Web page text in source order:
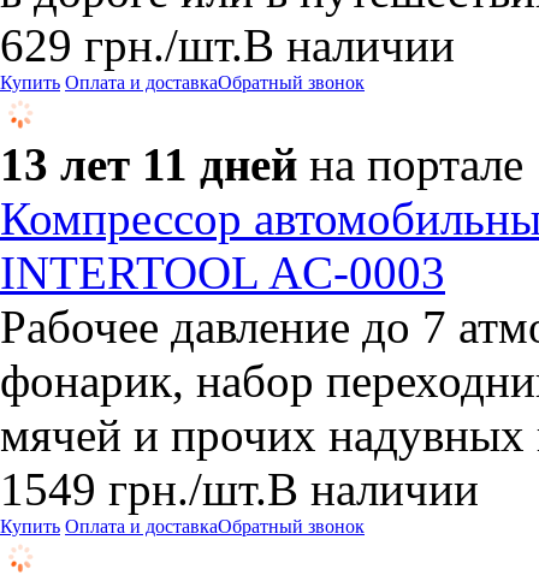
629 грн./шт.В наличии
Купить Оплата и доставкаОбратный звонок
13 лет 11 дней на портале
Компрессор
INTERTOOL AC-0003
Рабочее давление до 7
фонарик, набор
мячей и прочих надувных
1549 грн./шт.В наличии
Купить Оплата и доставкаОбратный звонок